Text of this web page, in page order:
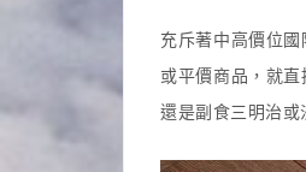
充斥著中高價位
或平價商品，就
還是副食三明治或